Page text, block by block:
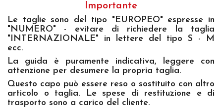
Importante
Le taglie sono del tipo "EUROPEO" espresse in
"NUMERO" - evitare di richiedere la taglia
"INTERNAZIONALE" in lettere del tipo S - M
ecc.
La guida è puramente indicativa, leggere con
attenzione per desumere la propria taglia.
Questo capo può essere reso o sostituito con altro
articolo o taglia. Le spese di restituzione e di
trasporto sono a carico del cliente.